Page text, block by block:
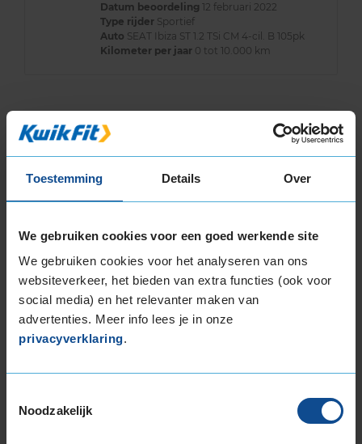
Toestemming Details Over
We gebruiken cookies voor een goed werkende site
We gebruiken cookies voor het analyseren van ons
websiteverkeer, het bieden van extra functies (ook voor
social media) en het relevanter maken van
advertenties. Meer info lees je in onze
privacyverklaring.
Noodzakelijk
Datum beoordeling 12 februari 2022
Type rijder Sportief
Auto SEAT Ibiza ST 1.2 TSi CM 4-cil. B 105pk
Kilometer per jaar 0 tot 10.000 km
Bandenmontagepakketten
bandenmaat omvang (inch)
Montage Veilig & Zeker
Per band € 40,-